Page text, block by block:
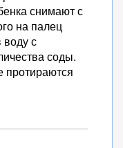
снимают с
на палец
с
соды.
протираются